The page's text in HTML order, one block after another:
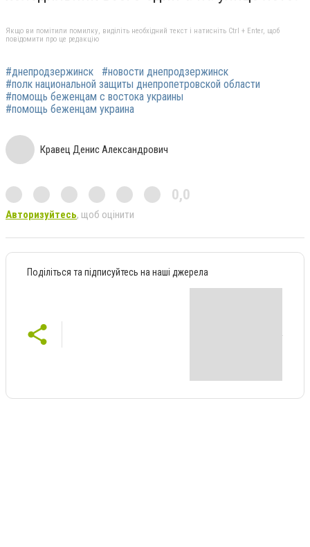
Якщо ви помітили помилку, виділіть необхідний текст і натисніть Ctrl + Enter, щоб
повідомити про це редакцію
#днепродзержинск
#новости днепродзержинск
#полк национальной защиты днепропетровской области
#помощь беженцам с востока украины
#помощь беженцам украина
Кравец Денис Александрович
0,0
Авторизуйтесь, щоб оцінити
Поділіться та підписуйтесь на наші джерела